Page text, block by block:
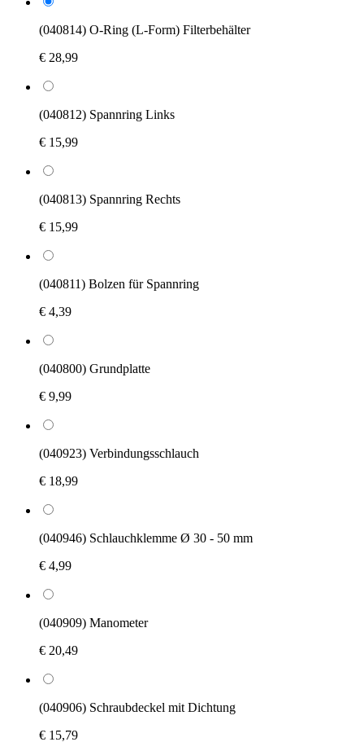
(040814) O-Ring (L-Form) Filterbehälter
€ 28,99
(040812) Spannring Links
€ 15,99
(040813) Spannring Rechts
€ 15,99
(040811) Bolzen für Spannring
€ 4,39
(040800) Grundplatte
€ 9,99
(040923) Verbindungsschlauch
€ 18,99
(040946) Schlauchklemme Ø 30 - 50 mm
€ 4,99
(040909) Manometer
€ 20,49
(040906) Schraubdeckel mit Dichtung
€ 15,79